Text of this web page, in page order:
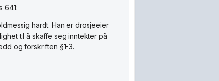
641:
hardt. Han er drosjeeier,
til å skaffe seg inntekter på
og forskriften §1-3.